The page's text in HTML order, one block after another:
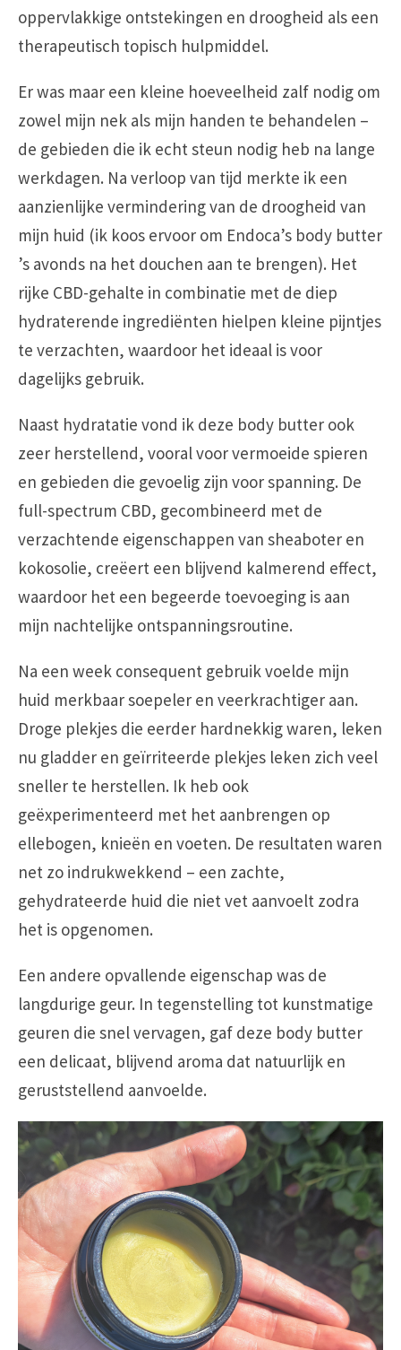
oppervlakkige ontstekingen en droogheid als een
therapeutisch topisch hulpmiddel.
Er was maar een kleine hoeveelheid zalf nodig om
zowel mijn nek als mijn handen te behandelen –
de gebieden die ik echt steun nodig heb na lange
werkdagen. Na verloop van tijd merkte ik een
aanzienlijke vermindering van de droogheid van
mijn huid (ik koos ervoor om Endoca’s body butter
’s avonds na het douchen aan te brengen). Het
rijke CBD-gehalte in combinatie met de diep
hydraterende ingrediënten hielpen kleine pijntjes
te verzachten, waardoor het ideaal is voor
dagelijks gebruik.
Naast hydratatie vond ik deze body butter ook
zeer herstellend, vooral voor vermoeide spieren
en gebieden die gevoelig zijn voor spanning. De
full-spectrum CBD, gecombineerd met de
verzachtende eigenschappen van sheaboter en
kokosolie, creëert een blijvend kalmerend effect,
waardoor het een begeerde toevoeging is aan
mijn nachtelijke ontspanningsroutine.
Na een week consequent gebruik voelde mijn
huid merkbaar soepeler en veerkrachtiger aan.
Droge plekjes die eerder hardnekkig waren, leken
nu gladder en geïrriteerde plekjes leken zich veel
sneller te herstellen. Ik heb ook
geëxperimenteerd met het aanbrengen op
ellebogen, knieën en voeten. De resultaten waren
net zo indrukwekkend – een zachte,
gehydrateerde huid die niet vet aanvoelt zodra
het is opgenomen.
Een andere opvallende eigenschap was de
langdurige geur. In tegenstelling tot kunstmatige
geuren die snel vervagen, gaf deze body butter
een delicaat, blijvend aroma dat natuurlijk en
geruststellend aanvoelde.